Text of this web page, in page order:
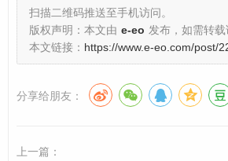
往往基于以下核心考量：
金融风险防范：维护货币主权与
部分国家将比特币视为对法定货币体
动，监管机构认为，比特币交易存
扫描二维码推送至手机访问。
版权声明：本文由 e-eo 发布，如需转载
本文链接： https://www.e-eo.com/post/
分享给朋友：
上一篇：